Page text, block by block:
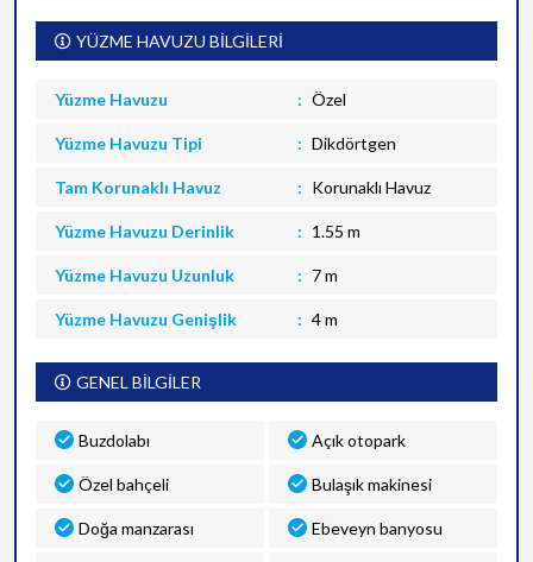
YÜZME HAVUZU BİLGİLERİ
Yüzme Havuzu Özel
Yüzme Havuzu Tipi Dikdörtgen
Tam Korunaklı Havuz Korunaklı Havuz
Yüzme Havuzu Derinlik 1.55 m
Yüzme Havuzu Uzunluk 7 m
Yüzme Havuzu Genişlik 4 m
GENEL BİLGİLER
Buzdolabı Açık otopark
Özel bahçeli Bulaşık makinesi
Doğa manzarası Ebeveyn banyosu